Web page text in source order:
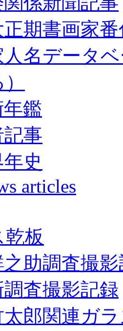
正期書画家
名データ
年鑑
事
史
articles
乾板
之助調査撮
査撮影記録
太郎関連ガ